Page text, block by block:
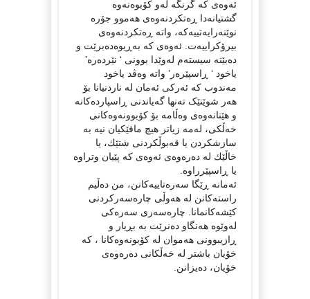
ئەوەی کە گرنگە لەو کۆبوەنەوە
گشتیانەدا ڕەتکردنەوەی هەموو جۆرە
نوێنەرایەتییەکە، واتە ڕەتکردنەوەی
بیرۆکراییەت. ئەوەی کە بەڕیوەدەبرێت و
دەبێتە سیستەم لەوێدا بوونی ‘ نێردەرە’
یاخود ‘ ڕاسپێرەر’ واتە وەڤد یاخود
مەندوب کە ئەرکی ئەمان لە ناردنیانا بۆ
هەر شوێنێک تەنها گەیاندنی ڕاسپاردەکانە
و هێنانەوەی وەڵامە بۆ کۆبوونەوەکانی
خەڵکی، لەمە زیاتر هیچ مافێکیان نیە بە
سازشکردن یا قەبوڵکردنی شتێك، یا
خاڵێك لە دەرەوەی ئەوەی کە پێیان وتراوە
یا ڕاسپێرراوە.
ئەمانە ڕێگا سەرەتاییەکانن، من دەڵیم
راستەکانن لە هەوڵی چارەسەرکردنی
کێشەکانمانا. چارەسەری سەرەکی
لەوێوە هەنگاو دەنرێت بە بڕیار و
ڕازیبوونی هەموان لە کۆبونەوەکانا ، کە
خۆیان باشتر لە خەڵکانی دەرەوەی
خۆیان، دەیزانن.